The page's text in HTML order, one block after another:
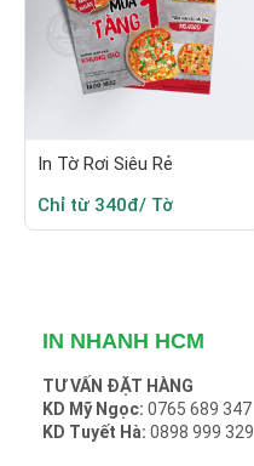
In Tờ Rơi Siêu Rẻ
Chỉ từ 340đ/ Tờ
IN NHANH HCM
TƯ VẤN ĐẶT HÀNG
KD Mỹ Ngọc: 0765 689 347
KD Tuyết Hà: 0898 999 329